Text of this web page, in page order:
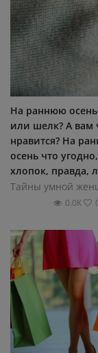
На раннюю
или шелк? А вам
нравится? На
осень что
хлопок, правда,
Тайны умной
0.0К